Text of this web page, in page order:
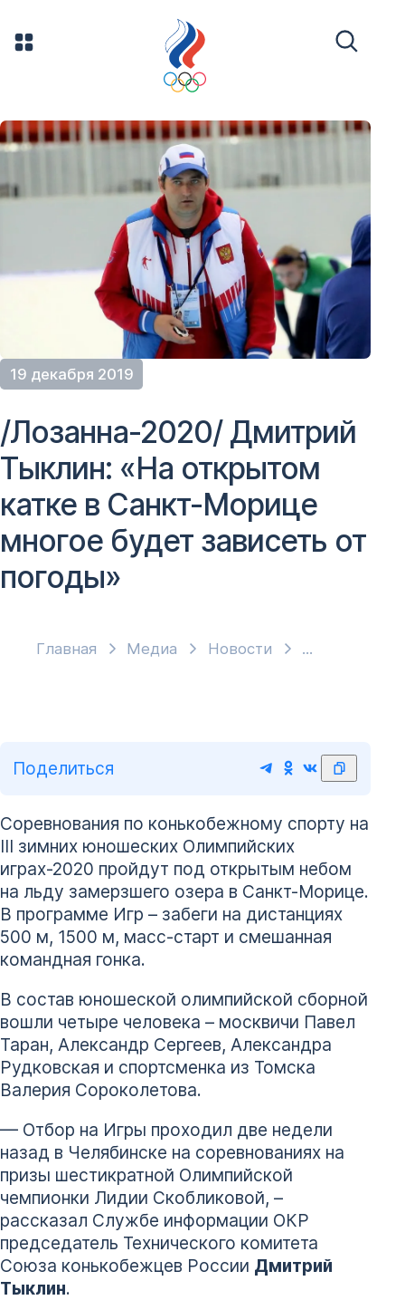
19 декабря 2019
Главная Медиа Новости
/Лозанна-2020/ Дмитрий
Тыклин: «На открытом
катке в Санкт-Морице
многое будет зависеть от
погоды»
Поделиться
Соревнования по конькобежному спорту на
III зимних юношеских Олимпийских
играх-2020 пройдут под открытым небом
на льду замерзшего озера в Санкт-Морице.
В программе Игр – забеги на дистанциях
500 м, 1500 м, масс-старт и смешанная
командная гонка.
В состав юношеской олимпийской сборной
вошли четыре человека – москвичи Павел
Таран, Александр Сергеев, Александра
Рудковская и спортсменка из Томска
Валерия Сороколетова.
–– Отбор на Игры проходил две недели
назад в Челябинске на соревнованиях на
призы шестикратной Олимпийской
чемпионки Лидии Скобликовой, –
рассказал Службе информации ОКР
председатель Технического комитета
Союза конькобежцев России Дмитрий
Тыклин.